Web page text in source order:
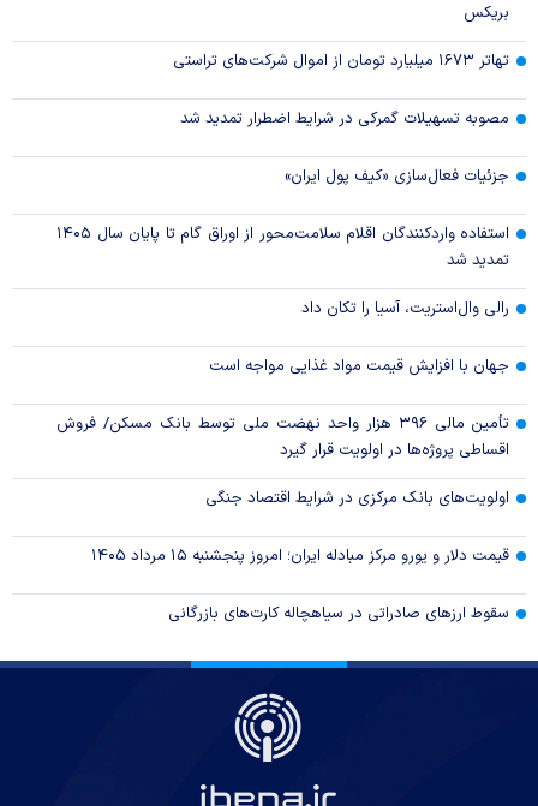
بریکس
تهاتر ۱۶۷۳ میلیارد تومان از اموال شرکت‌های تراستی
مصوبه تسهیلات گمرکی در شرایط اضطرار تمدید شد
جزئیات فعال‌سازی «کیف پول ایران»
استفاده واردکنندگان اقلام سلامت‌محور از اوراق گام تا پایان سال ۱۴۰۵
تمدید شد
رالی وال‌استریت، آسیا را تکان داد
جهان با افزایش قیمت مواد غذایی مواجه است
تأمین مالی ۳۹۶ هزار واحد نهضت ملی توسط بانک مسکن/ فروش
اقساطی پروژه‌ها در اولویت قرار گیرد
اولویت‌های بانک مرکزی در شرایط اقتصاد جنگی
قیمت دلار و یورو مرکز مبادله ایران؛ امروز پنجشنبه ۱۵ مرداد ۱۴۰۵
سقوط ارزهای صادراتی در سیاهچاله کارت‌های بازرگانی